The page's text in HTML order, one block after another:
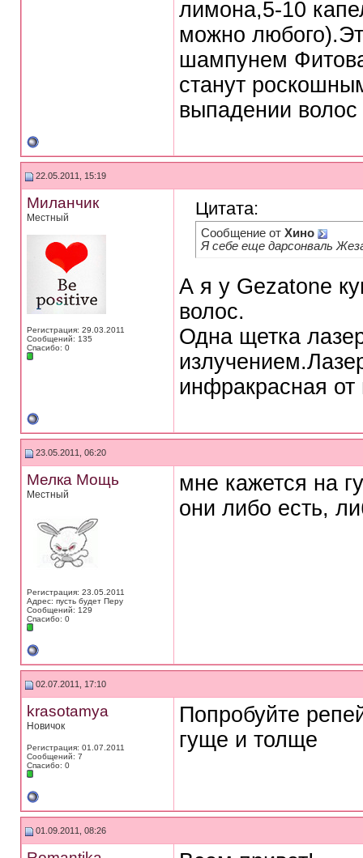
лимона,5-10
можно
шампунем
станут
выпадении волос
22.05.2011, 15:19
Миланчик
Местный
Регистрация: 29.03.2011
Сообщений: 135
Спасибо: 0
Цитата:
Сообщение от Хино
Я себе еще дарсонваль
А я у Gezatone
волос.
Одна щетка
инфракрасная от
23.05.2011, 06:20
Мелка Мощь
Местный
Регистрация: 23.05.2011
Адрес: пусть будет Перу
Сообщений: 129
Спасибо: 0
мне кажется на
они либо есть,
02.07.2011, 17:10
krasotamya
Новичок
Регистрация: 01.07.2011
Сообщений: 7
Спасибо: 0
Попробуйте
гуще и толще
01.09.2011, 08:26